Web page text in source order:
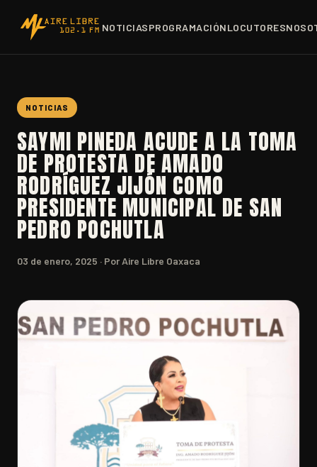
NOTICIASPROGRAMACIÓNLOCUTORES
NOTICIAS
SAYMI PINEDA ACUDE A LA TOMA
DE PROTESTA DE AMADO
RODRÍGUEZ JIJÓN COMO
PRESIDENTE MUNICIPAL DE SAN
PEDRO POCHUTLA
03 de enero, 2025 · Por Aire Libre Oaxaca